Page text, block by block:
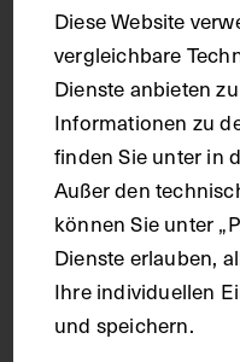
Material
Karton
Technik
Fotografie
Diese Website
vergleichbare
Dienste anbieten
Informationen zu
finden Sie unter in
Außer den
können Sie unter
Dienste erlauben,
Ihre individuellen
und speichern.